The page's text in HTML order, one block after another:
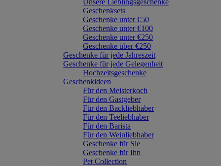
Unsere Lieblingsgeschenke
Geschenksets
Geschenke unter €50
Geschenke unter €100
Geschenke unter €250
Geschenke über €250
Geschenke für jede Jahreszeit
Geschenke für jede Gelegenheit
Hochzeitsgeschenke
Geschenkideen
Für den Meisterkoch
Für den Gastgeber
Für den Backliebhaber
Für den Teeliebhaber
Für den Barista
Für den Weinliebhaber
Geschenke für Sie
Geschenke für Ihn
Pet Collection